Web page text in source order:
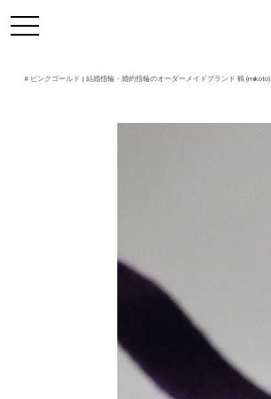
# ピンクゴールド | 結婚指輪・婚約指輪のオーダーメイドブランド 鶴 (mikoto)
toggle
navigation